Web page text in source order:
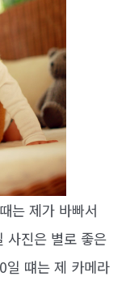
는 제가 바빠서
사진은 별로 좋은
일 떄는 제 카메라